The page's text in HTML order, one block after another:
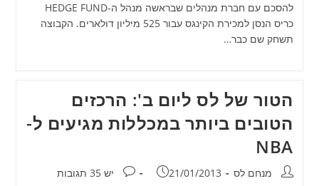
להסכם עם חברת מנהלים שבראשה מנהל ה-HEDGE FUND
כריס הנסן למכירת הקינגס עבור 525 מיליון דולארים. הקבוצה
תשחק שם כבר…
הטור של לס ליום ב': הרכזים
הטובים ביותר במכללות מגיעים ל-
NBA
מחבר:מנחם לס פורסם:
21/01/2013 תגובות:
יש 35 תגובות